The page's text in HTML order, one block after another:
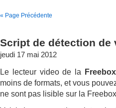
« Page Précédente
Script de détection de
jeudi 17 mai 2012
Le lecteur video de la Freebox
moins de formats, et vous
ne sont pas lisible sur la